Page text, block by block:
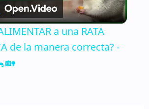
Video
a una RATA
de la manera correcta? -